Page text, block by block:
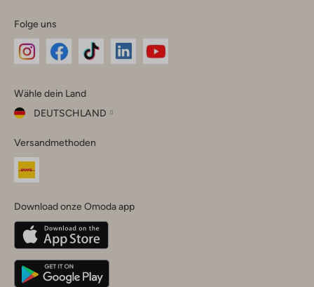
Folge uns
Instagram
Facebook
TikTok
Wähle dein Land
DEUTSCHLAND
dein
Land
Belgique(Français)
Deutschland
Versandmethoden
Download onze Omoda app